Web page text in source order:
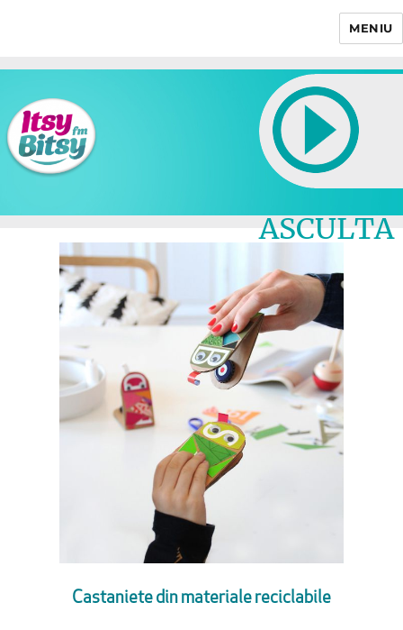
MENIU
ASCULTA
Castaniete din materiale reciclabile